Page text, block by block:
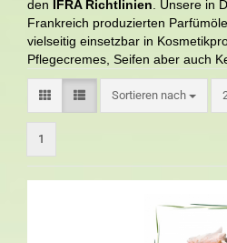
den IFRA Richtlinien . Unsere in
Frankreich produzierten
vielseitig einsetzbar in
Pflegecremes, Seifen aber auch
Sortieren nach
1